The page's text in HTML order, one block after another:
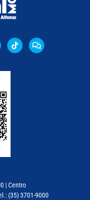
| Centro
(35) 3701-9000